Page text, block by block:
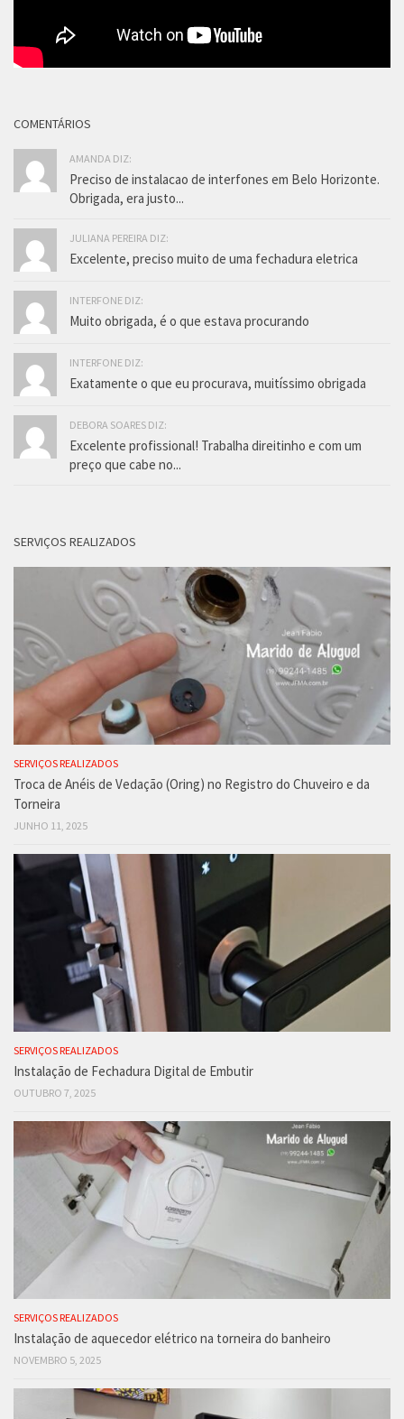
COMENTÁRIOS
AMANDA DIZ:
Preciso de instalacao de interfones em Belo Horizonte.
Obrigada, era justo...
JULIANA PEREIRA DIZ:
Excelente, preciso muito de uma fechadura eletrica
INTERFONE DIZ:
Muito obrigada, é o que estava procurando
INTERFONE DIZ:
Exatamente o que eu procurava, muitíssimo obrigada
DEBORA SOARES DIZ:
Excelente profissional! Trabalha direitinho e com um
preço que cabe no...
SERVIÇOS REALIZADOS
SERVIÇOS REALIZADOS
Troca de Anéis de Vedação (Oring) no Registro do Chuveiro e da
Torneira
JUNHO 11, 2025
SERVIÇOS REALIZADOS
Instalação de Fechadura Digital de Embutir
OUTUBRO 7, 2025
SERVIÇOS REALIZADOS
Instalação de aquecedor elétrico na torneira do banheiro
NOVEMBRO 5, 2025